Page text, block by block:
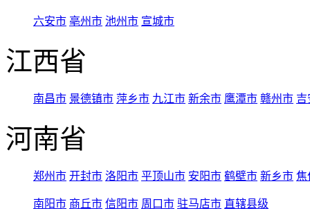
六安市 亳州市 池州市 宣城市
江西省
南昌市 景德镇市 萍乡市 九江市 新余市 鹰潭市 赣州市 吉
河南省
郑州市 开封市 洛阳市 平顶山市 安阳市 鹤壁市 新乡市 焦
南阳市 商丘市 信阳市 周口市 驻马店市 直辖县级